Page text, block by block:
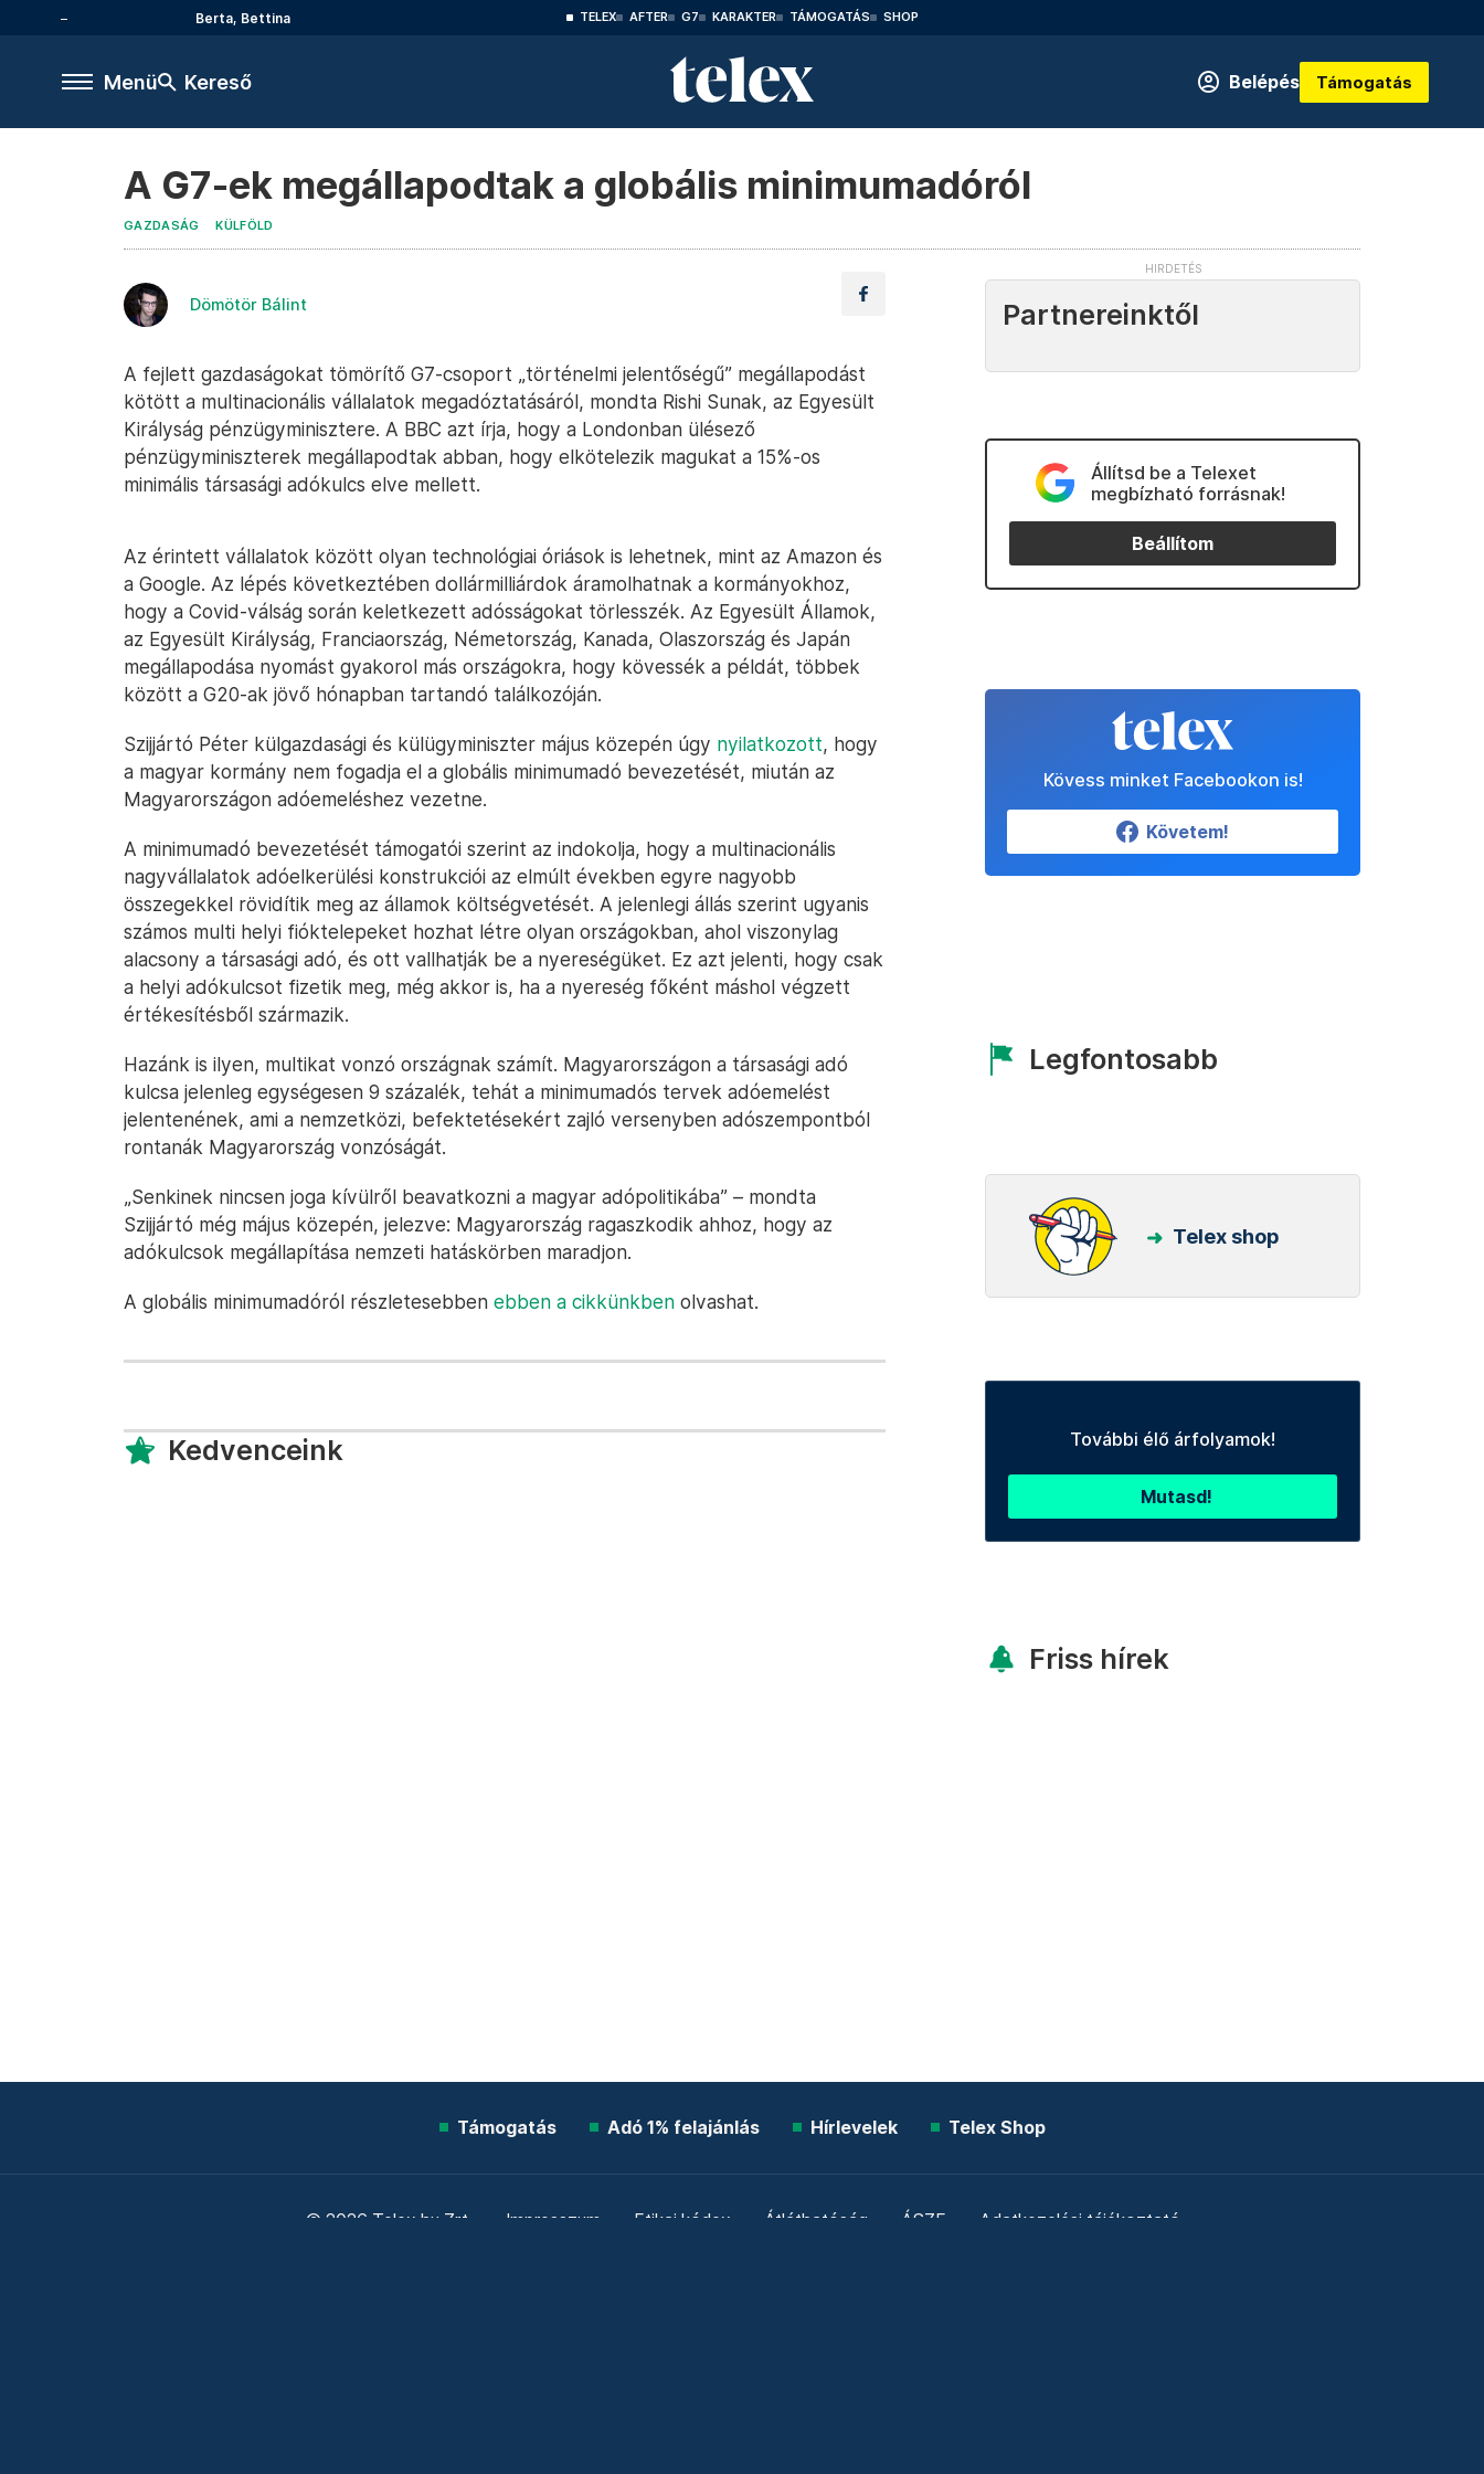
Berta, Bettina TELEX AFTER G7 KARAKTER TÁMOGATÁS SHOP
Menü Kereső Belépés Támogatás
A G7-ek megállapodtak a globális minimumadóról
GAZDASÁG KÜLFÖLD
Dömötör Bálint
A fejlett gazdaságokat tömörítő G7-csoport „történelmi jelentőségű” megállapodást
kötött a multinacionális vállalatok megadóztatásáról, mondta Rishi Sunak, az Egyesült
Királyság pénzügyminisztere. A BBC azt írja, hogy a Londonban ülésező
pénzügyminiszterek megállapodtak abban, hogy elkötelezik magukat a 15%-os
minimális társasági adókulcs elve mellett.
Az érintett vállalatok között olyan technológiai óriások is lehetnek, mint az Amazon és
a Google. Az lépés következtében dollármilliárdok áramolhatnak a kormányokhoz,
hogy a Covid-válság során keletkezett adósságokat törlesszék. Az Egyesült Államok,
az Egyesült Királyság, Franciaország, Németország, Kanada, Olaszország és Japán
megállapodása nyomást gyakorol más országokra, hogy kövessék a példát, többek
között a G20-ak jövő hónapban tartandó találkozóján.
Szijjártó Péter külgazdasági és külügyminiszter május közepén úgy nyilatkozott, hogy
a magyar kormány nem fogadja el a globális minimumadó bevezetését, miután az
Magyarországon adóemeléshez vezetne.
A minimumadó bevezetését támogatói szerint az indokolja, hogy a multinacionális
nagyvállalatok adóelkerülési konstrukciói az elmúlt években egyre nagyobb
összegekkel rövidítik meg az államok költségvetését. A jelenlegi állás szerint ugyanis
számos multi helyi fióktelepeket hozhat létre olyan országokban, ahol viszonylag
alacsony a társasági adó, és ott vallhatják be a nyereségüket. Ez azt jelenti, hogy csak
a helyi adókulcsot fizetik meg, még akkor is, ha a nyereség főként máshol végzett
értékesítésből származik.
Hazánk is ilyen, multikat vonzó országnak számít. Magyarországon a társasági adó
kulcsa jelenleg egységesen 9 százalék, tehát a minimumadós tervek adóemelést
jelentenének, ami a nemzetközi, befektetésekért zajló versenyben adószempontból
rontanák Magyarország vonzóságát.
„Senkinek nincsen joga kívülről beavatkozni a magyar adópolitikába” – mondta
Szijjártó még május közepén, jelezve: Magyarország ragaszkodik ahhoz, hogy az
adókulcsok megállapítása nemzeti hatáskörben maradjon.
A globális minimumadóról részletesebben ebben a cikkünkben olvashat.
Kedvenceink
Partnereinktől
Állítsd be a Telexet
megbízható forrásnak!
Beállítom
Kövess minket Facebookon is!
Követem!
Legfontosabb
Telex shop
További élő árfolyamok!
Mutasd!
Friss hírek
Támogatás Adó 1% felajánlás Hírlevelek Telex Shop
© 2026 Telex.hu Zrt. Impresszum Etikai kódex Átláthatóság ÁSZF Adatkezelési tájékoztató